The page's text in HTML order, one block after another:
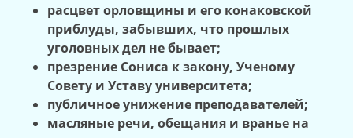
расцвет орловщины и его конаковской
приблуды, забывших, что прошлых
уголовных дел не бывает;
презрение Сониса к закону, Ученому
Совету и Уставу университета;
публичное унижение преподавателей;
масляные речи, обещания и вранье на